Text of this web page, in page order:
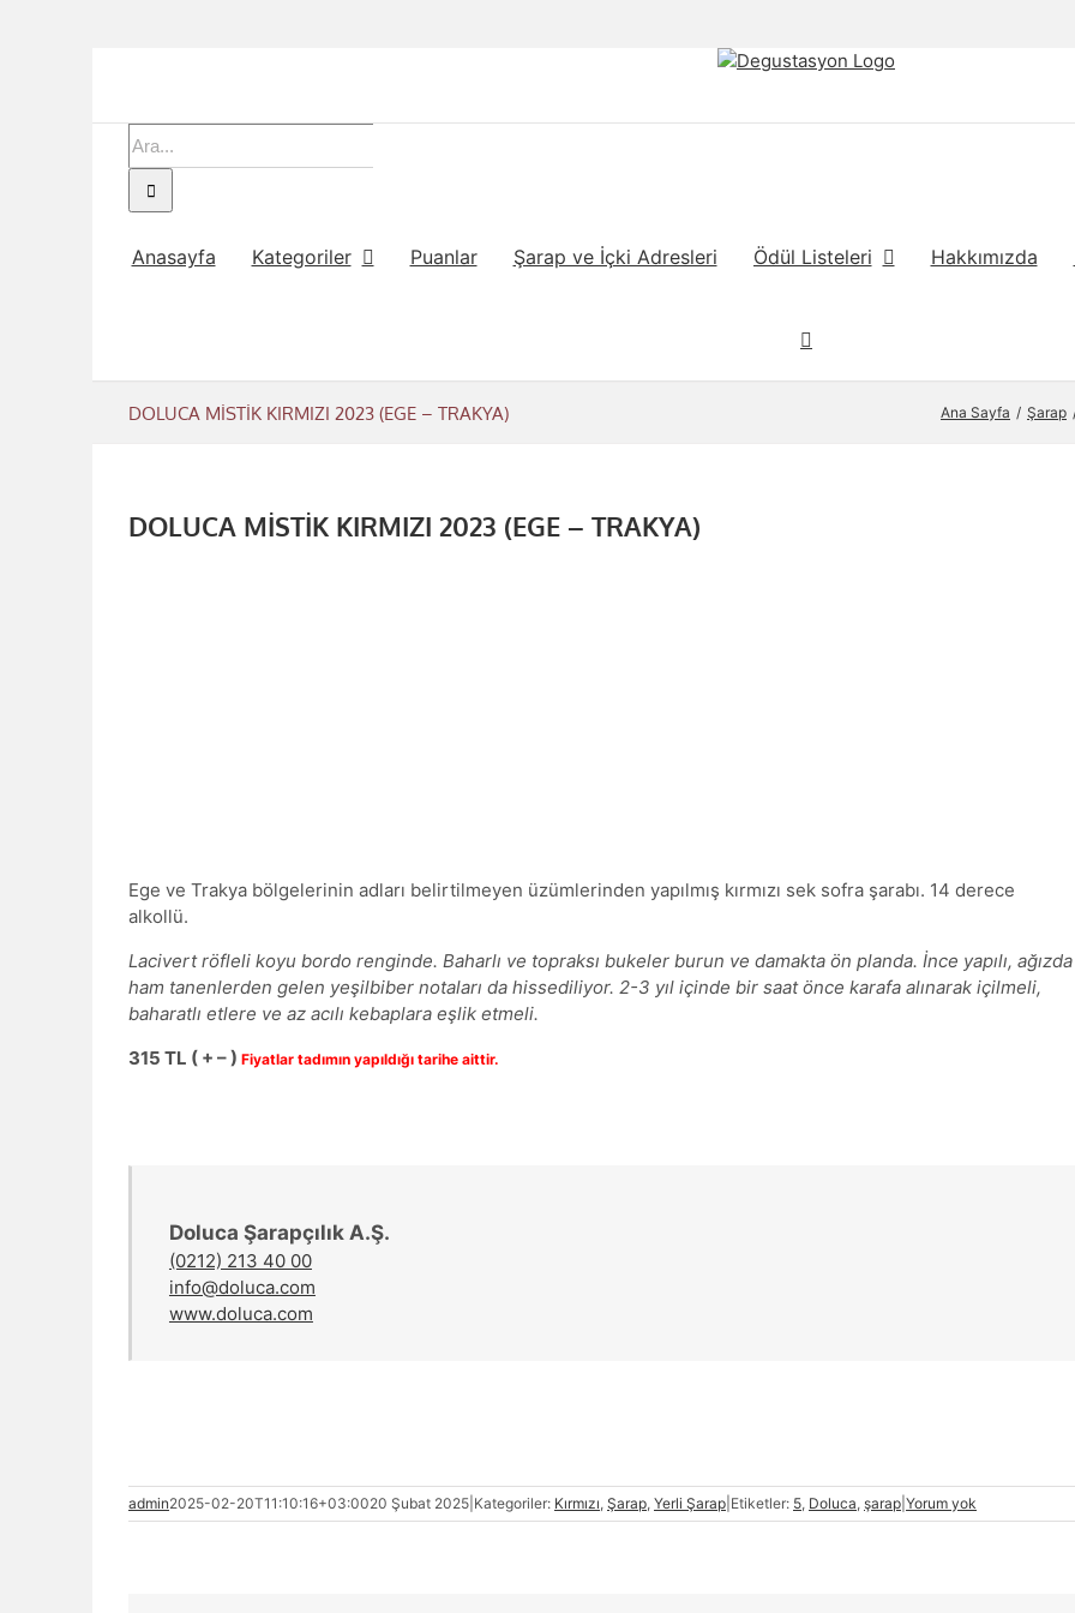
Ara:
Anasayfa Kategoriler Puanlar Şarap ve İçki Adresleri Ödül Listeleri Hakkımızda
DOLUCA MİSTİK KIRMIZI 2023 (EGE – TRAKYA) Ana Sayfa Şarap
DOLUCA MİSTİK KIRMIZI 2023 (EGE – TRAKYA)
Ege ve Trakya bölgelerinin adları belirtilmeyen üzümlerinden yapılmış kırmızı sek sofra şarabı. 14 derece
alkollü.
Lacivert röfleli koyu bordo renginde. Baharlı ve topraksı bukeler burun ve damakta ön planda. İnce yapılı, ağızda
ham tanenlerden gelen yeşilbiber notaları da hissediliyor. 2-3 yıl içinde bir saat önce karafa alınarak içilmeli,
baharatlı etlere ve az acılı kebaplara eşlik etmeli.
315 TL ( + – ) Fiyatlar tadımın yapıldığı tarihe aittir.
Doluca Şarapçılık A.Ş.
(0212) 213 40 00
info@doluca.com
www.doluca.com
admin2025-02-20T11:10:16+03:0020 Şubat 2025 Kategoriler: Kırmızı, Şarap, Yerli Şarap Etiketler: 5, Doluca, şarap Yorum yok